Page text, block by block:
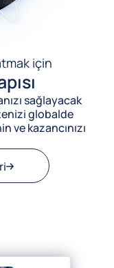
için
sağlayacak
globalde
ve kazancınızı